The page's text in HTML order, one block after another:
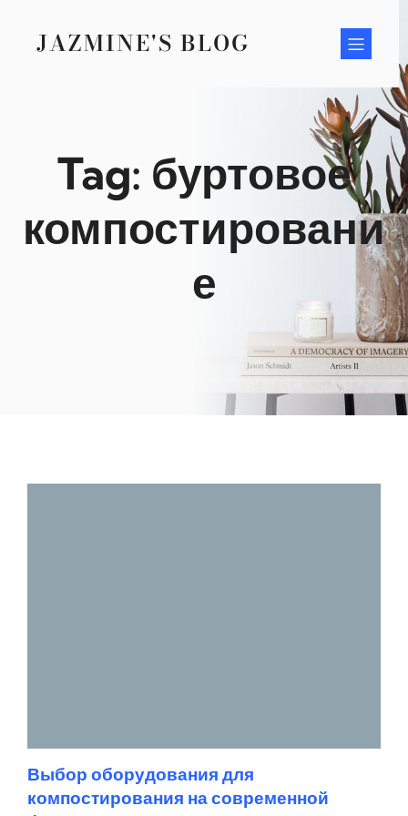
contentJAZMINE'S BLOG
Tag: буртовое
компостировани
е
Выбор оборудования для
компостирования на современной